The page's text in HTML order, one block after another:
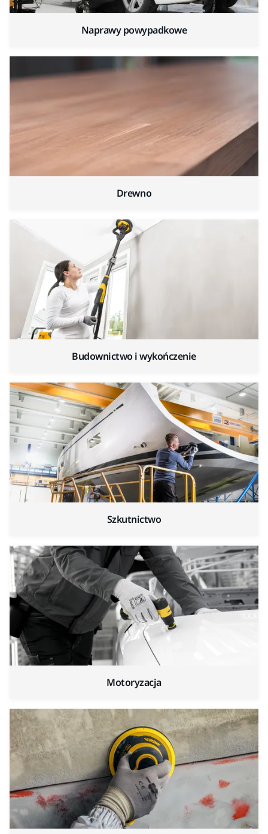
Naprawy powypadkowe
Drewno
Budownictwo i wykończenie
Szkutnictwo
Motoryzacja